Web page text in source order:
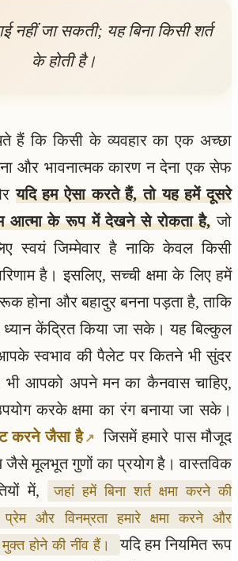
नहीं जा सकती; यह बिना किसी शर्त
के होती है।
हैं कि किसी के व्यवहार का एक अच्छा
और भावनात्मक कारण न देना एक सेफ
यदि हम ऐसा करते हैं, तो यह हमें दूसरे
आत्मा के रूप में देखने से रोकता है, जो
स्वयं जिम्मेवार है नाकि केवल किसी
है। इसलिए, सच्ची क्षमा के लिए हमें
होना और बहादुर बनना पड़ता है, ताकि
केंद्रित किया जा सके। यह बिल्कुल
स्वभाव की पैलेट पर कितने भी सुंदर
भी आपको अपने मन का कैनवास चाहिए,
करके क्षमा का रंग बनाया जा सके।
करने जैसा है
जिसमें हमारे पास मौजूद
जैसे मूलभूत गुणों का प्रयोग है। वास्तविक
में,
जहां हमें बिना शर्त क्षमा करने की
और विनम्रता हमारे क्षमा करने और
होने की नींव हैं।
यदि हम नियमित रूप